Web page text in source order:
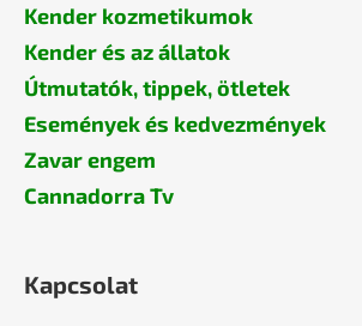
Kender kozmetikumok
Kender és az állatok
Útmutatók, tippek, ötletek
Események és kedvezmények
Zavar engem
Cannadorra Tv
Kapcsolat